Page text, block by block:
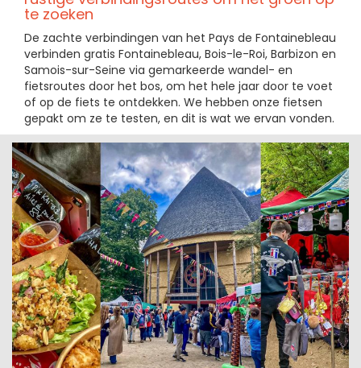
te zoeken
De zachte verbindingen van het Pays de Fontainebleau
verbinden gratis Fontainebleau, Bois-le-Roi, Barbizon en
Samois-sur-Seine via gemarkeerde wandel- en
fietsroutes door het bos, om het hele jaar door te voet
of op de fiets te ontdekken. We hebben onze fietsen
gepakt om ze te testen, en dit is wat we ervan vonden.